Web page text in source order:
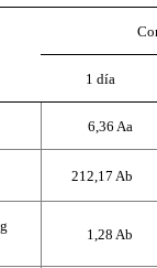
1 día
6,36 Aa
212,17 Ab
1,28 Ab